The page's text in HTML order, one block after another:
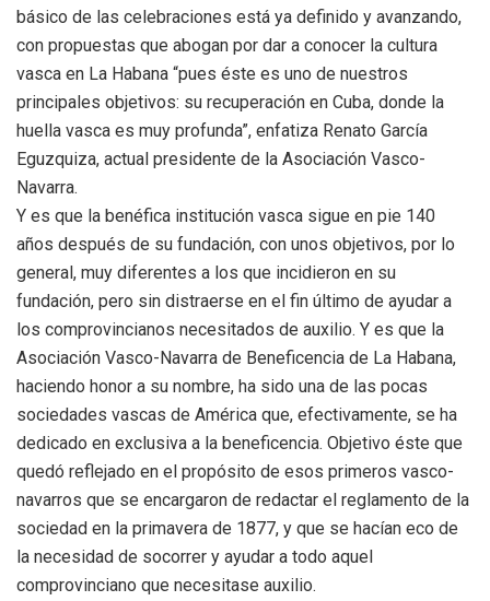
básico de las celebraciones está ya definido y avanzando,
con propuestas que abogan por dar a conocer la cultura
vasca en La Habana “pues éste es uno de nuestros
principales objetivos: su recuperación en Cuba, donde la
huella vasca es muy profunda”, enfatiza Renato García
Eguzquiza, actual presidente de la Asociación Vasco-
Navarra.
Y es que la benéfica institución vasca sigue en pie 140
años después de su fundación, con unos objetivos, por lo
general, muy diferentes a los que incidieron en su
fundación, pero sin distraerse en el fin último de ayudar a
los comprovincianos necesitados de auxilio. Y es que la
Asociación Vasco-Navarra de Beneficencia de La Habana,
haciendo honor a su nombre, ha sido una de las pocas
sociedades vascas de América que, efectivamente, se ha
dedicado en exclusiva a la beneficencia. Objetivo éste que
quedó reflejado en el propósito de esos primeros vasco-
navarros que se encargaron de redactar el reglamento de la
sociedad en la primavera de 1877, y que se hacían eco de
la necesidad de socorrer y ayudar a todo aquel
comprovinciano que necesitase auxilio.